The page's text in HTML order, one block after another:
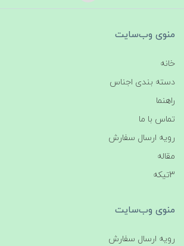
منوی وب‌سایت
خانه
دسته بندی اجناس
راهنما
تماس با ما
رویه ارسال سفارش
مقاله
3تیکه
منوی وب‌سایت
رویه ارسال سفارش